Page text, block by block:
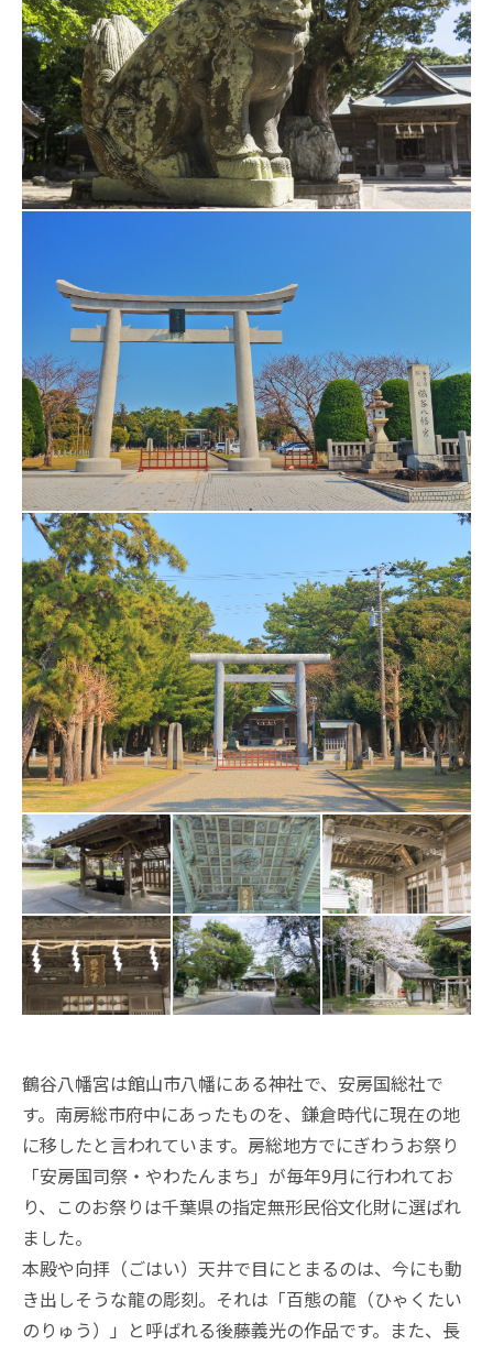
鶴谷八幡宮は館山市八幡にある神社で、安房国総社で
す。南房総市府中にあったものを、鎌倉時代に現在の地
に移したと言われています。房総地方でにぎわうお祭り
「安房国司祭・やわたんまち」が毎年9月に行われてお
り、このお祭りは千葉県の指定無形民俗文化財に選ばれ
ました。
本殿や向拝（ごはい）天井で目にとまるのは、今にも動
き出しそうな龍の彫刻。それは「百態の龍（ひゃくたい
のりゅう）」と呼ばれる後藤義光の作品です。また、長